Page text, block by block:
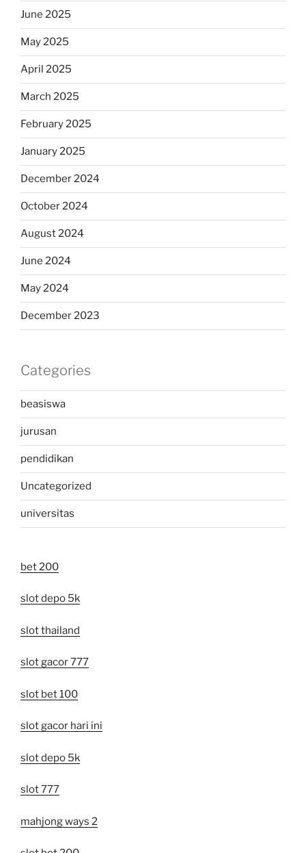
June 2025
May 2025
April 2025
March 2025
February 2025
January 2025
December 2024
October 2024
August 2024
June 2024
May 2024
December 2023
Categories
beasiswa
jurusan
pendidikan
Uncategorized
universitas
bet 200
slot depo 5k
slot thailand
slot gacor 777
slot bet 100
slot gacor hari ini
slot depo 5k
slot 777
mahjong ways 2